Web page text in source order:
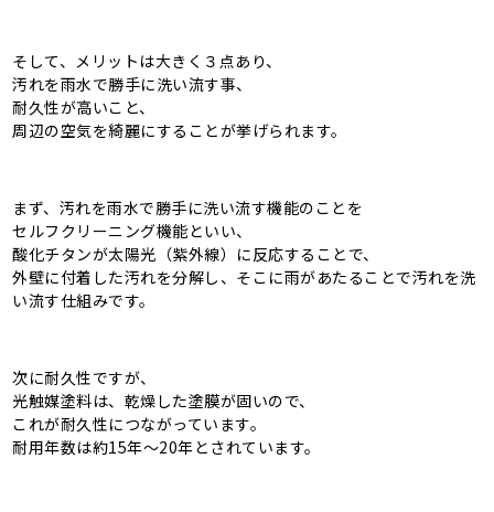
そして、メリットは大きく３点あり、
汚れを雨水で勝手に洗い流す事、
耐久性が高いこと、
周辺の空気を綺麗にすることが挙げられます。
まず、汚れを雨水で勝手に洗い流す機能のことを
セルフクリーニング機能といい、
酸化チタンが太陽光（紫外線）に反応することで、
外壁に付着した汚れを分解し、そこに雨があたることで汚れを洗
い流す仕組みです。
次に耐久性ですが、
光触媒塗料は、乾燥した塗膜が固いので、
これが耐久性につながっています。
耐用年数は約15年～20年とされています。